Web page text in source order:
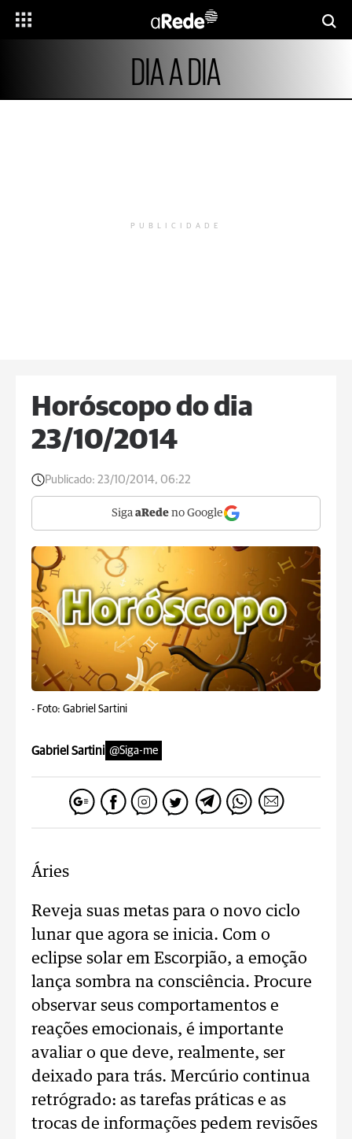
DIA A DIA
PUBLICIDADE
Horóscopo do dia
23/10/2014
Publicado: 23/10/2014, 06:22
Siga aRede no Google
- Foto: Gabriel Sartini
Gabriel Sartini @Siga-me
Áries
Reveja suas metas para o novo ciclo
lunar que agora se inicia. Com o
eclipse solar em Escorpião, a emoção
lança sombra na consciência. Procure
observar seus comportamentos e
reações emocionais, é importante
avaliar o que deve, realmente, ser
deixado para trás. Mercúrio continua
retrógrado: as tarefas práticas e as
trocas de informações pedem revisões